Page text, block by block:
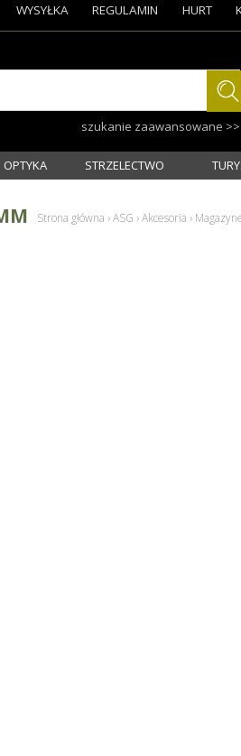
szukanie zaawansowane >>
WYSYŁKA REGULAMIN HURT
OPTYKA STRZELECTWO
Strona główna ›ASG ›Akcesoria ›